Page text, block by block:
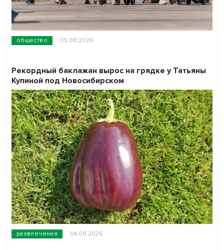
общество 05.08.2026
развлечения 04.08.2026
Рекордный баклажан вырос на грядке у Татьяны
Купиной под Новосибирском